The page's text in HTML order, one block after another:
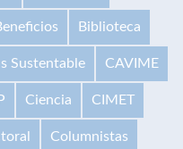
Biblioteca
Sustentable CAVIME
Ciencia CIMET
Columnistas